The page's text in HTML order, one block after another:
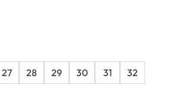
27 28 29 30 31
32